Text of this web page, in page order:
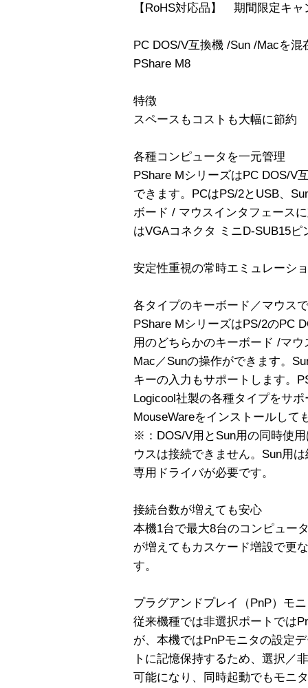
【RoHS対応品】 期間限定キ
PC DOS/V互換機 /Sun /Macを
PShare M8
特徴
スペースもコストも大幅に節約
各種コンピュータを一元管理
PShare MシリーズはPC DOS/V
できます。PCはPS/2とUSB、
ボード / マウスインタフェース
はVGAコネクタ ミニD-SUB15ピ
安定性重視の常時エミュレーシ
各タイプのキーボード／マウス
PShare MシリーズはPS/2のPC
用のどちらかのキーボード /マ
Mac／Sunの操作ができます。
キーの入力もサポートします。
Logicool社製の各種タイプをサ
MouseWareをインストールして
※：DOS/V用とSun用の同時使
ウスは接続できません。Sun用
専用ドライバが必要です。
接続台数が増えても安心
本機1台で最大8台のコンピュー
が増えてもカスケード増設で更
す。
プラグアンドプレイ（PnP）モ
従来機種では非選択ポートでは
が、本機ではPnPモニタの設定
トに記憶保持するため、選択／
可能になり、同時起動でもモニ